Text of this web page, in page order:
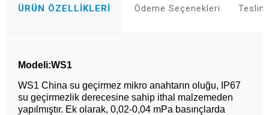
ÜRÜN ÖZELLIKLERI Ödeme Seçenekleri
Modeli:WS1
WS1 China su geçirmez mikro anahtarın oluğu, IP67
su geçirmezlik derecesine sahip ithal malzemeden
yapılmıştır. Ek olarak, 0,02-0,04 mPa basınçlarda